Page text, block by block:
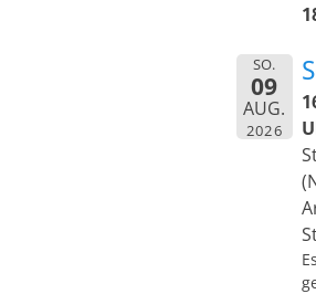
SO.
09
AUG.
2026